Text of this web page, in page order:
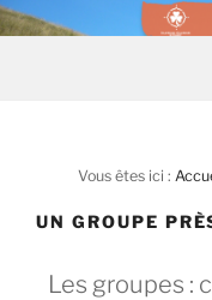
DE
Vous êtes ici :
UN GROUPE
Les groupes :